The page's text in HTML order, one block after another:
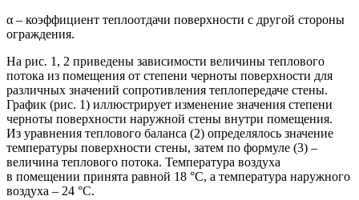
α – коэффициент теплоотдачи поверхности с другой стороны
ограждения.
На рис. 1, 2 приведены зависимости величины теплового
потока из помещения от степени черноты поверхности для
различных значений сопротивления теплопередаче стены.
График (рис. 1) иллюстрирует изменение значения степени
черноты поверхности наружной стены внутри помещения.
Из уравнения теплового баланса (2) определялось значение
температуры поверхности стены, затем по формуле (3) –
величина теплового потока. Температура воздуха
в помещении принята равной 18 °С, а температура наружного
воздуха – 24 °С.